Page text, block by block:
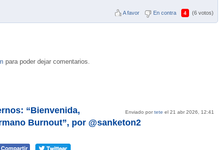
A favor En contra 4 (6 votos)
para poder dejar comentarios.
Enviado portete el 21 abr 2026, 12:41
“Bienvenida,
Burnout”, por @sanketon2